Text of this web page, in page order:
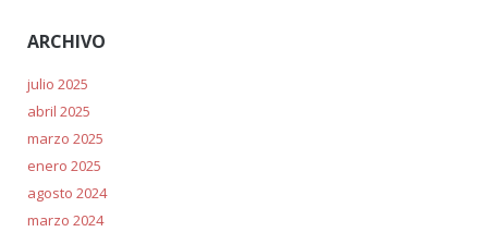
ARCHIVO
julio 2025
abril 2025
marzo 2025
enero 2025
agosto 2024
marzo 2024